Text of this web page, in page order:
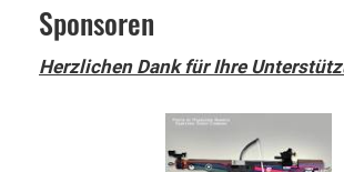
Sponsoren
Herzlichen Dank für Ihre